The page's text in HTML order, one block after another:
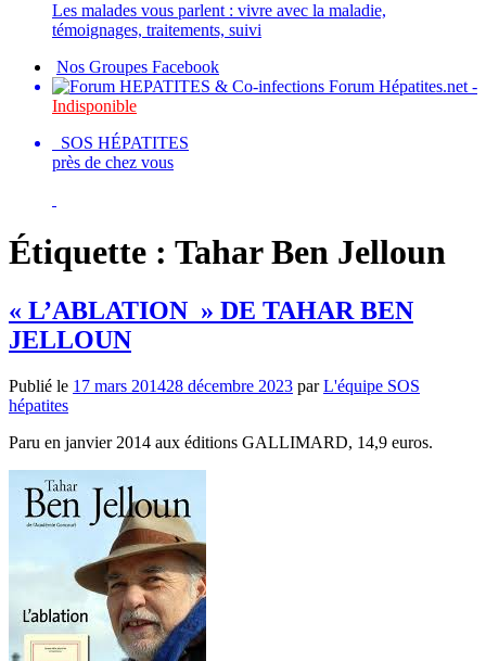
Les malades vous parlent : vivre avec la maladie,
témoignages, traitements, suivi
Nos Groupes Facebook
Forum Hépatites.net -
Indisponible
SOS HÉPATITES
près de chez vous
Étiquette : Tahar Ben Jelloun
« L’ABLATION » DE TAHAR BEN
JELLOUN
Publié le 17 mars 201428 décembre 2023 parL'équipe SOS
hépatites
Paru en janvier 2014 aux éditions GALLIMARD, 14,9 euros.